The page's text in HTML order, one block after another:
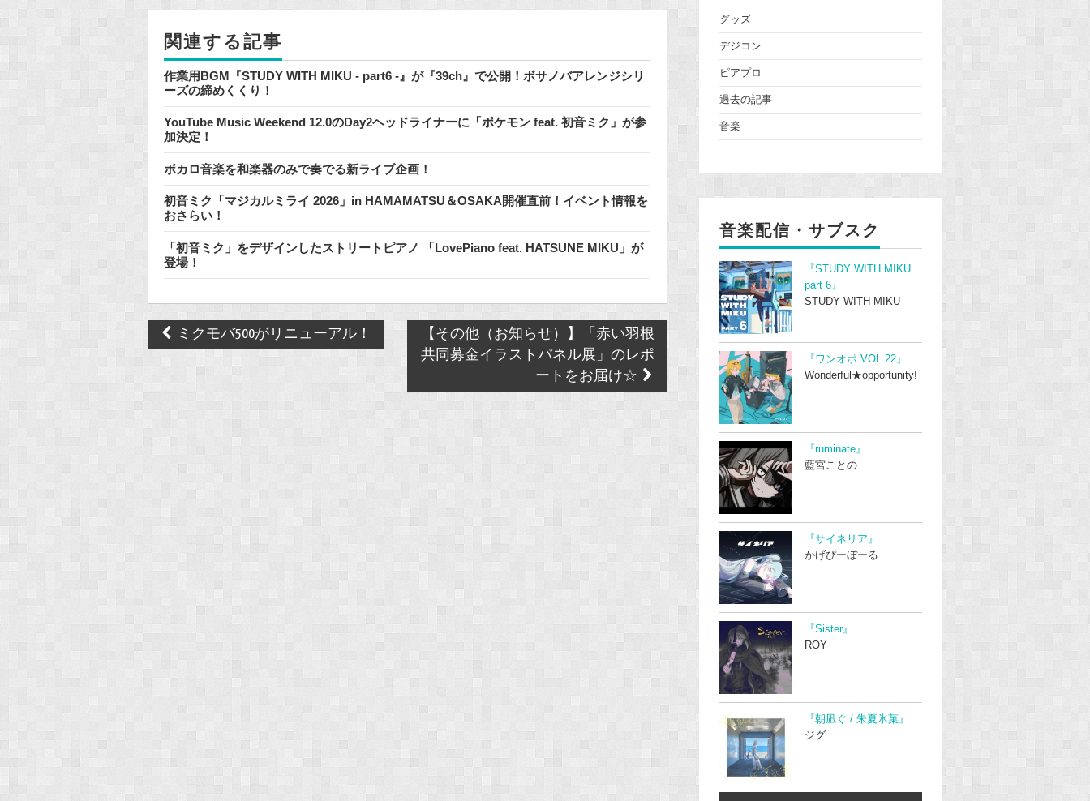
k
関連する記事
作業用BGM『STUDY WITH MIKU - part6 -』が『39ch』で公開！ボサノバアレンジシリ
ーズの締めくくり！
YouTube Music Weekend 12.0のDay2ヘッドライナーに「ポケモン feat. 初音ミク」が参
加決定！
ボカロ音楽を和楽器のみで奏でる新ライブ企画！
初音ミク「マジカルミライ 2026」in HAMAMATSU＆OSAKA開催直前！イベント情報を
おさらい！
「初音ミク」をデザインしたストリートピアノ 「LovePiano feat. HATSUNE MIKU」が
登場！
Post
navigation
ミクモバ500がリニューアル！
【その他（お知らせ）】「赤い羽根
共同募金イラストパネル展」のレポ
ートをお届け☆
グッズ
デジコン
ピアプロ
過去の記事
音楽
音楽配信・サブスク
『STUDY WITH MIKU
part 6』
STUDY WITH MIKU
『ワンオポ VOL.22』
Wonderful★opportunity!
『ruminate』
藍宮ことの
『サイネリア』
かげぴーぼーる
『Sister』
ROY
『朝凪ぐ / 朱夏氷菓』
ジグ